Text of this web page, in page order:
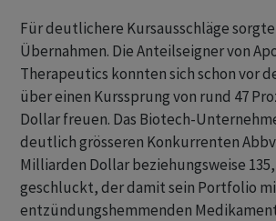
Für deutlichere Kursausschläge
Übernahmen. Die Anteilseigner von
Therapeutics konnten sich schon vor
über einen Kurssprung von rund 47
Dollar freuen. Das Biotech-
deutlich grösseren Konkurrenten
Milliarden Dollar beziehungsweise
geschluckt, der damit sein Portfolio
entzündungshemmenden